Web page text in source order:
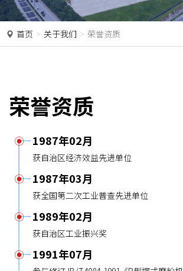
首页 关于我们 荣誉资质
荣誉资质
1987年02月
获自治区经济效益先进单位
1987年03月
获全国第二次工业普查先进单位
1989年02月
获自治区工业振兴奖
1991年07月